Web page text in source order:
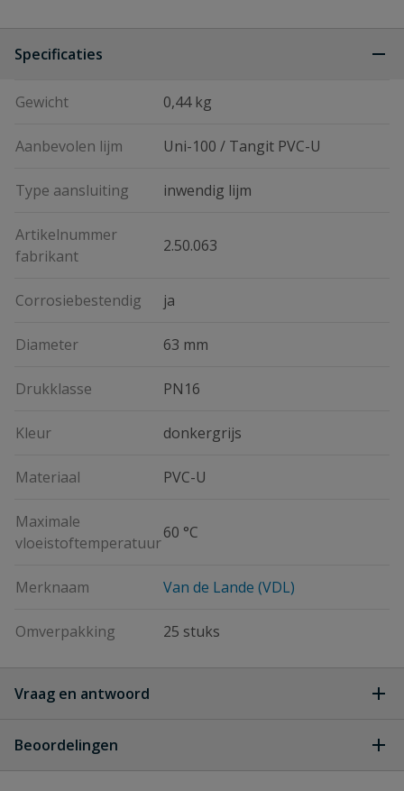
Specificaties
Gewicht 0,44 kg
Aanbevolen lijm Uni-100 / Tangit PVC-U
Type aansluiting inwendig lijm
Artikelnummer
fabrikant
2.50.063
Corrosiebestendig ja
Diameter 63 mm
Drukklasse PN16
Kleur donkergrijs
Materiaal PVC-U
Maximale
vloeistoftemperatuur
60 °C
Merknaam Van de Lande (VDL)
Omverpakking 25 stuks
Vraag en antwoord
Beoordelingen